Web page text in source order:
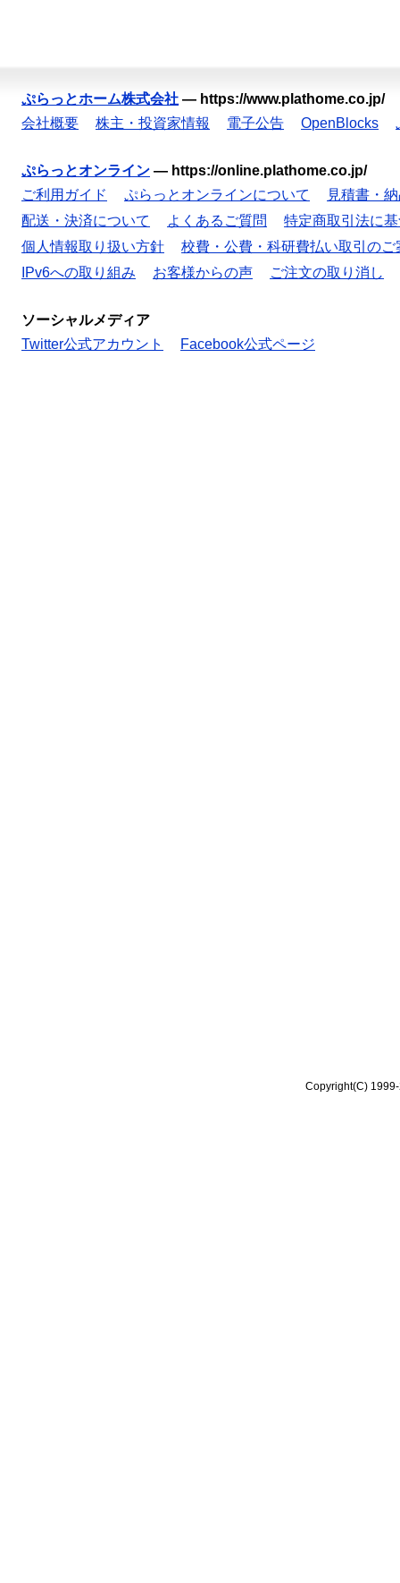
ぷらっとホーム株式会社 — https://www.plathome.co.jp/
会社概要
株主・投資家情報 電子公告 OpenBlocks
ぷらっとオンライン — https://online.plathome.co.jp/
ご利用ガイド
ぷらっとオンラインについて
見積書・
配送・決済について
よくあるご質問
特定商取引法に
個人情報取り扱い方針
校費・公費・科研費払い取引のご
IPv6への取り組み
お客様からの声 ご注文の取り消し
ソーシャルメディア
Twitter公式アカウント
Facebook公式ページ
Copyright(C)